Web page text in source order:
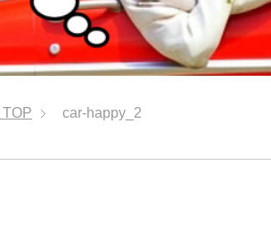
TOP car-happy_2